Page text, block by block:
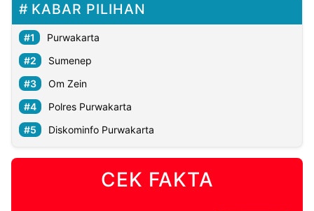
KABAR PILIHAN
Purwakarta
Sumenep
Om Zein
Polres Purwakarta
Diskominfo Purwakarta
CEK FAKTA